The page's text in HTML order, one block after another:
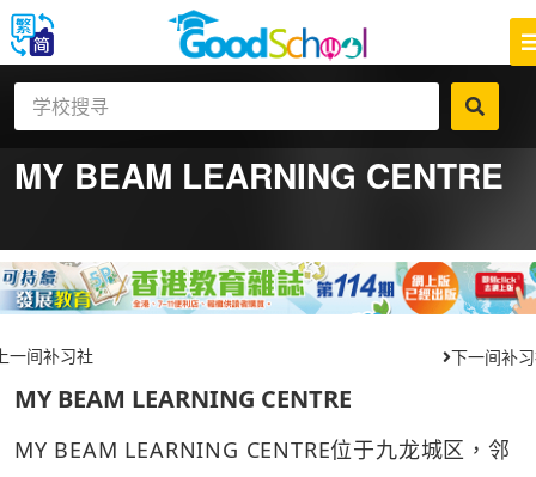
MY BEAM LEARNING CENTRE
一间补习社 下一间补
MY BEAM LEARNING CENTRE
MY BEAM LEARNING CENTRE位于九龙城区，邻